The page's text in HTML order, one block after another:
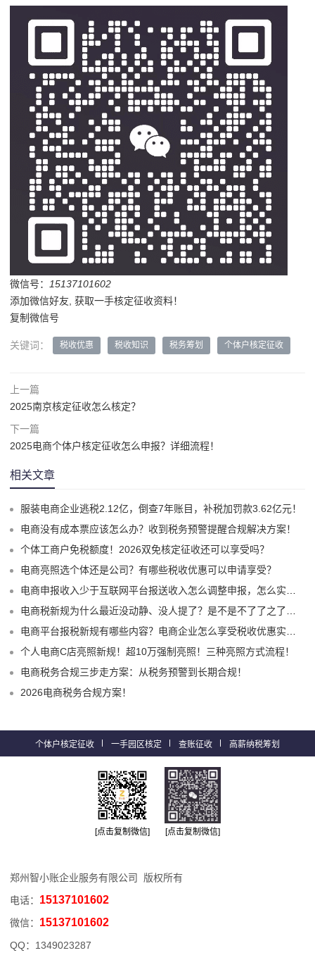
微信号： 15137101602
添加微信好友, 获取一手核定征收资料！
复制微信号
关键词： 税收优惠 税收知识 税务筹划 个体户核定征收
上一篇
2025南京核定征收怎么核定？
下一篇
2025电商个体户核定征收怎么申报？详细流程！
相关文章
服装电商企业逃税2.12亿，倒查7年账目，补税加罚款3.62亿元！
电商没有成本票应该怎么办？收到税务预警提醒合规解决方案！
个体工商户免税额度！2026双免核定征收还可以享受吗？
电商亮照选个体还是公司？有哪些税收优惠可以申请享受？
电商申报收入少于互联网平台报送收入怎么调整申报，怎么实现合规申报享受税收优惠！
电商税新规为什么最近没动静、没人提了？是不是不了了之了嘛？
电商平台报税新规有哪些内容？电商企业怎么享受税收优惠实现税务合规？
个人电商C店亮照新规！超10万强制亮照！三种亮照方式流程！
电商税务合规三步走方案：从税务预警到长期合规！
2026电商税务合规方案！
个体户核定征收 一手园区核定 查账征收 高薪纳税筹划
[点击复制微信] [点击复制微信]
郑州智小账企业服务有限公司 版权所有
电话： 15137101602
微信： 15137101602
QQ： 1349023287